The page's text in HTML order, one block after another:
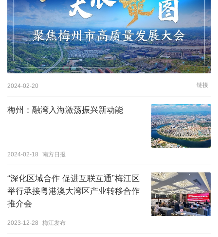
2024-02-20 链接
梅州：融湾入海激荡振兴新动能
2024-02-18 南方日报
“深化区域合作 促进互联互通”梅江区
举行承接粤港澳大湾区产业转移合作
推介会
2023-12-28 梅江发布